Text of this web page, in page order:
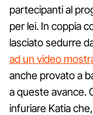
partecipanti al
per lei. In coppia
lasciato sedurre
ad un video
anche provato a
a queste avance.
infuriare Katia